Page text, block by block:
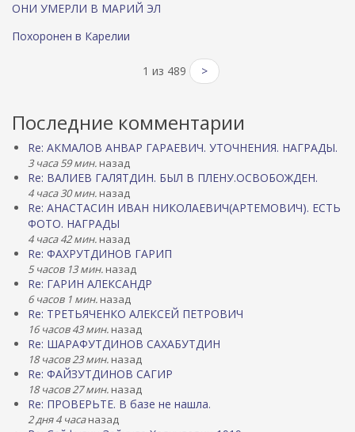
ОНИ УМЕРЛИ В МАРИЙ ЭЛ
Похоронен в Карелии
1 из 489 >
Последние комментарии
Re: АКМАЛОВ АНВАР ГАРАЕВИЧ. УТОЧНЕНИЯ. НАГРАДЫ.
3 часа 59 мин. назад
Re: ВАЛИЕВ ГАЛЯТДИН. БЫЛ В ПЛЕНУ.ОСВОБОЖДЕН.
4 часа 30 мин. назад
Re: АНАСТАСИН ИВАН НИКОЛАЕВИЧ(АРТЕМОВИЧ). ЕСТЬ
ФОТО. НАГРАДЫ
4 часа 42 мин. назад
Re: ФАХРУТДИНОВ ГАРИП
5 часов 13 мин. назад
Re: ГАРИН АЛЕКСАНДР
6 часов 1 мин. назад
Re: ТРЕТЬЯЧЕНКО АЛЕКСЕЙ ПЕТРОВИЧ
16 часов 43 мин. назад
Re: ШАРАФУТДИНОВ САХАБУТДИН
18 часов 23 мин. назад
Re: ФАЙЗУТДИНОВ САГИР
18 часов 27 мин. назад
Re: ПРОВЕРЬТЕ. В базе не нашла.
2 дня 4 часаназад